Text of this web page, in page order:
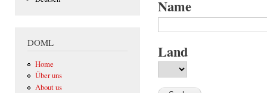
DOML
Home
Über uns
About us
Name
Land